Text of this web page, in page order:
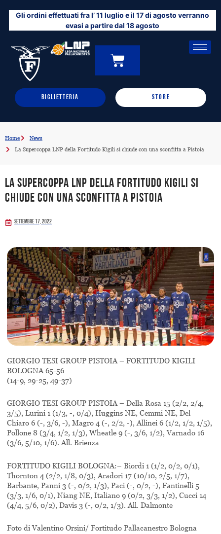
contenuto
Gli ordini effettuati fra l’ 11 luglio e il 17 di agosto verranno
evasi a partire dal 18 agosto
0
CARRELLO
BIGLIETTERIA STORE
Home
News
La Supercoppa LNP della Fortitudo Kigili si chiude con una sconfitta a Pistoia
La Supercoppa LNP della Fortitudo Kigili si
chiude con una sconfitta a Pistoia
Settembre 17, 2022
GIORGIO TESI GROUP PISTOIA – FORTITUDO KIGILI
BOLOGNA 65-56
(14-9, 29-25, 49-37)
GIORGIO TESI GROUP PISTOIA – Della Rosa 15 (2/2, 2/4,
3/5), Lurini 1 (1/3, -, 0/4), Huggins NE, Cemmi NE, Del
Chiaro 6 (-, 3/6, -), Magro 4 (-, 2/2, -), Allinei 6 (1/2, 1/2, 1/5),
Pollone 8 (3/4, 1/2, 1/3), Wheatle 9 (-, 3/6, 1/2), Varnado 16
(3/6, 5/10, 1/6). All. Brienza
FORTITUDO KIGILI BOLOGNA:– Biordi 1 (1/2, 0/2, 0/1),
Thornton 4 (2/2, 1/8, 0/3), Aradori 17 (10/10, 2/5, 1/7),
Barbante, Panni 3 (-, 0/2, 1/3), Paci (-, 0/2, -), Fantinelli 5
(3/3, 1/6, 0/1), Niang NE, Italiano 9 (0/2, 3/3, 1/2), Cucci 14
(4/4, 5/6, 0/2), Davis 3 (-, 0/2, 1/3). All. Dalmonte
Foto di Valentino Orsini/ Fortitudo Pallacanestro Bologna